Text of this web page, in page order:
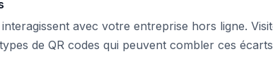
avec votre entreprise hors ligne.
de QR codes qui peuvent combler ces écarts